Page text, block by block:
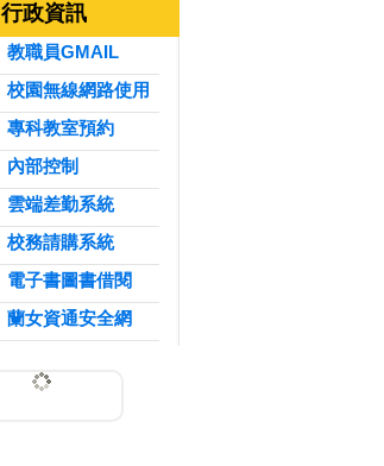
行政資訊
教職員GMAIL
校園無線網路使用
專科教室預約
內部控制
雲端差勤系統
校務請購系統
電子書圖書借閱
蘭女資通安全網